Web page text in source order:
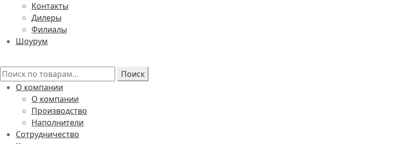
Контакты
Дилеры
Филиалы
Шоурум
Искать:
Поиск
О компании
О компании
Производство
Наполнители
Сотрудничество